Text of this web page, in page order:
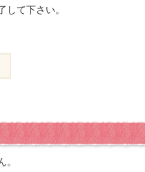
して下さい。
。